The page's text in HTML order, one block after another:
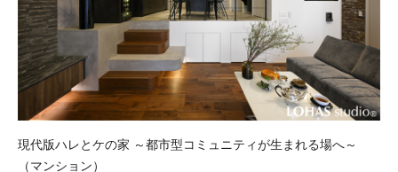
現代版ハレとケの家 ～都市型コミュニティが生まれる場へ～
（マンション）